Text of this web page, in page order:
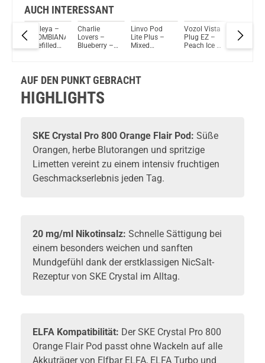
AUCH INTERESSANT
Cataleya –
COLOMBIANA
– Prefilled
NicSalt
Charlie
Lovers –
Blueberry –
Linvo Pod
Lite Plus –
Mixed
2ml 20mg
Vozol Vista
Plug EZ –
Peach Ice –
eRoll
AUF DEN PUNKT GEBRACHT
HIGHLIGHTS
SKE Crystal Pro 800 Orange Flair Pod: Süße
Orangen, herbe Blutorangen und spritzige
Limetten vereint zu einem intensiv fruchtigen
Geschmackserlebnis jeden Tag.
20 mg/ml Nikotinsalz: Schnelle Sättigung bei
einem besonders weichen und sanften
Mundgefühl dank der erstklassigen NicSalt-
Rezeptur von SKE Crystal im Alltag.
ELFA Kompatibilität: Der SKE Crystal Pro 800
Orange Flair Pod passt ohne Wackeln auf alle
Akkuträger von ElfbarELFA, ELFA Turbo und